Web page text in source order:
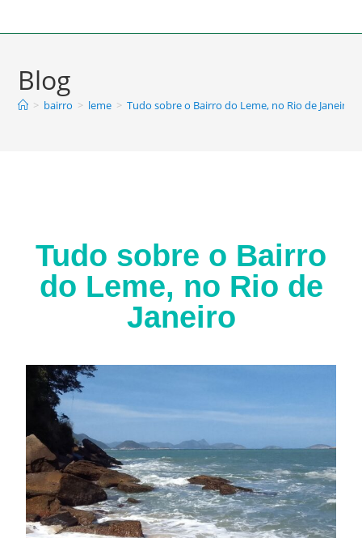
Blog
> bairro > leme > Tudo sobre o Bairro do Leme, no Rio de Janeiro
Tudo sobre o Bairro
do Leme, no Rio de
Janeiro